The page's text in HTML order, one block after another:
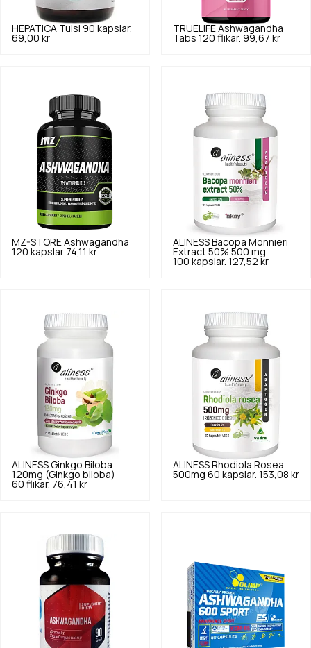
HEPATICA Tulsi 90 kapslar.
69,00 kr
TRUELIFE Ashwagandha
Tabs 120 flikar. 99,67 kr
MZ-STORE Ashwagandha
120 kapslar 74,11 kr
ALINESS Bacopa Monnieri
Extract 50% 500 mg
100 kapslar. 127,52 kr
ALINESS Ginkgo Biloba
120mg (Ginkgo biloba)
60 flikar. 76,41 kr
ALINESS Rhodiola Rosea
500mg 60 kapslar. 153,08 kr